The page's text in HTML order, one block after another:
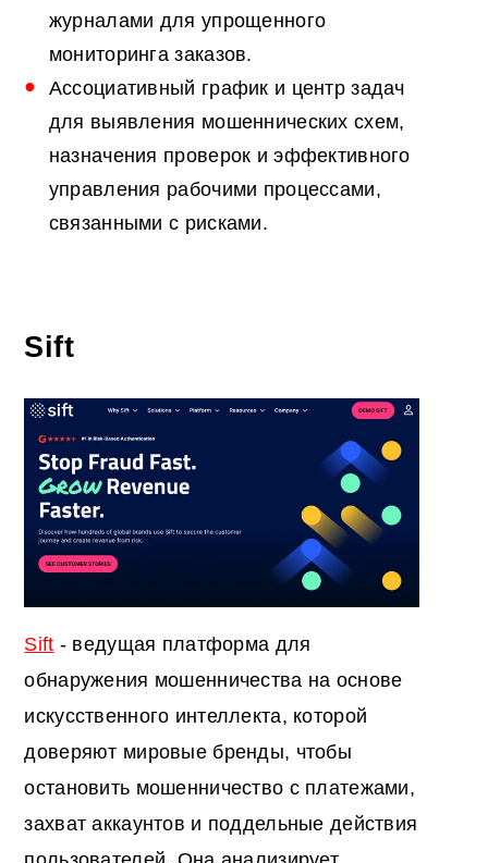
журналами для упрощенного
мониторинга заказов.
Ассоциативный график и центр задач
для выявления мошеннических схем,
назначения проверок и эффективного
управления рабочими процессами,
связанными с рисками.
Sift
Sift - ведущая платформа для
обнаружения мошенничества на основе
искусственного интеллекта, которой
доверяют мировые бренды, чтобы
остановить мошенничество с платежами,
захват аккаунтов и поддельные действия